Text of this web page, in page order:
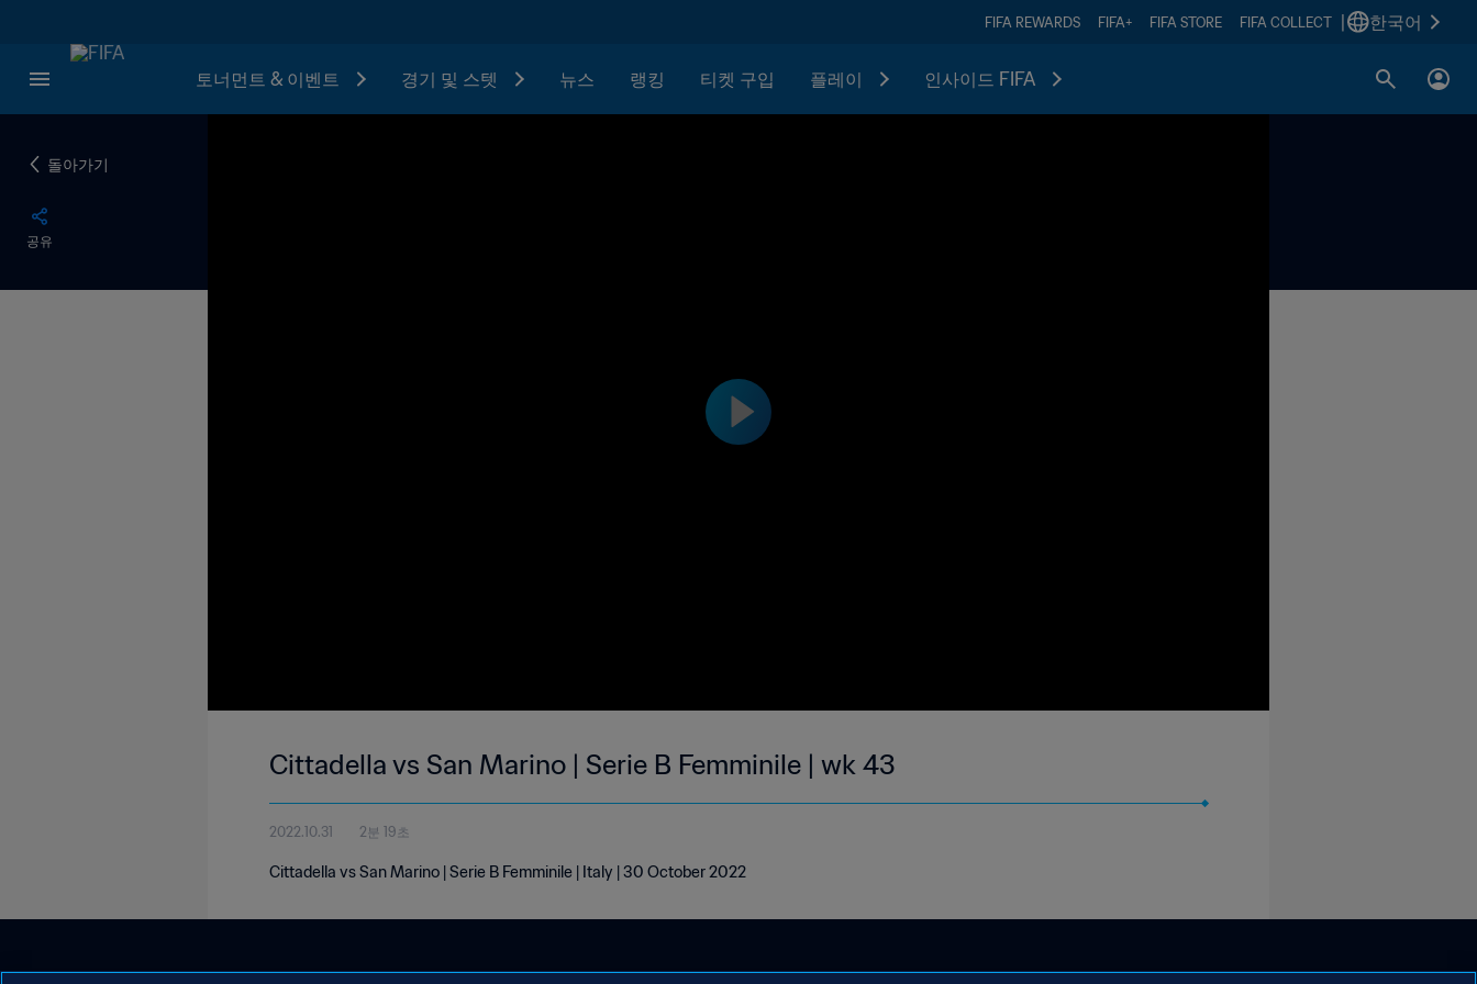
FIFA REWARDS FIFA+ FIFA STORE FIFA COLLECT 한국어
토너먼트 & 이벤트 경기 및 스텟 뉴스 랭킹 티켓 구입 플레이 인사이드 FIFA
돌아가기
공유
Cittadella vs San Marino | Serie B Femminile | wk 43
2022.10.31 2분 19초
Cittadella vs San Marino | Serie B Femminile | Italy | 30 October 2022